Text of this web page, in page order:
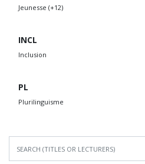
Jeunesse (+12)
INCL
Inclusion
PL
Plurilinguisme